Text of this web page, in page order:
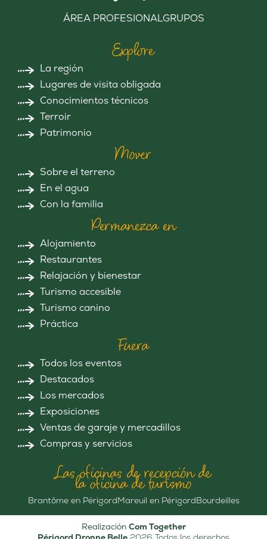
ÁREA PROFESIONALGRUPOS
Explore
La región
Lugares de visita obligada
Conocimientos técnicos
Terroir
Patrimonio
Mover
Sobre el terreno
En el agua
Con la familia
Permanezca en
Alojamiento
Restaurantes
Relajación y bienestar
Turismo accesible
Turismo canino
Práctica
Fuera
Todos los eventos
Destacados
Los mercados
Exposiciones
Ventas de garaje y mercadillos
Compras y servicios
Las oficinas de recepción de
la oficina de turismo
Brantôme en PérigordMareuil en PérigordBourdeilles
Realización Com Together